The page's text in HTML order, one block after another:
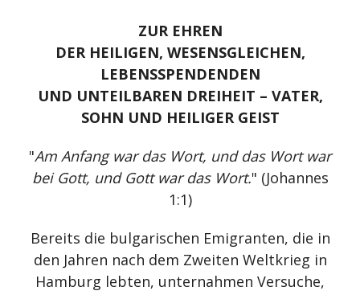
ZUR EHREN
DER HEILIGEN, WESENSGLEICHEN,
LEBENSSPENDENDEN
UND UNTEILBAREN DREIHEIT – VATER,
SOHN UND HEILIGER GEIST
"Am Anfang war das Wort, und das Wort war
bei Gott, und Gott war das Wort." (Johannes
1:1)
Bereits die bulgarischen Emigranten, die in
den Jahren nach dem Zweiten Weltkrieg in
Hamburg lebten, unternahmen Versuche,